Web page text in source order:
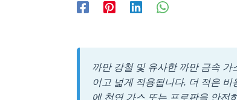
까만 강철 및 유사한 까만 금속
이고 넓게 적용됩니다. 더 적은
에 천연 가스 또는 프로판을 안전